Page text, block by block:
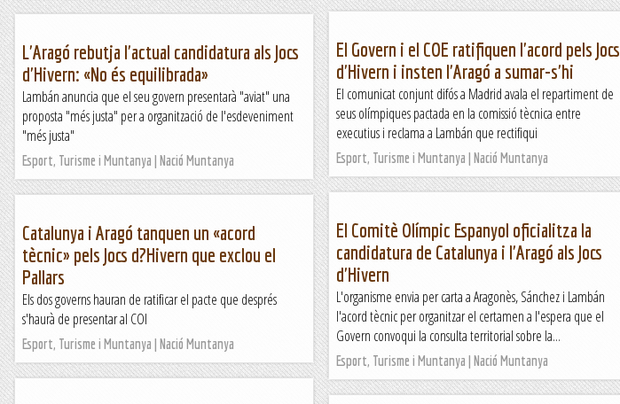
El Govern i el COE ratifiquen l'acord pels Jocs
d'Hivern i insten l'Aragó a sumar-s'hi
El comunicat conjunt difós a Madrid avala el repartiment de
seus olímpiques pactada en la comissió tècnica entre
executius i reclama a Lambán que rectifiqui
Esport, Turisme i Muntanya | Nació Muntanya
L'Aragó rebutja l'actual candidatura als Jocs
d'Hivern: «No és equilibrada»
Lambán anuncia que el seu govern presentarà "aviat" una
proposta "més justa" per a organització de l'esdeveniment
"més justa"
Esport, Turisme i Muntanya | Nació Muntanya
El Comitè Olímpic Espanyol oficialitza la
candidatura de Catalunya i l'Aragó als Jocs
d'Hivern
L'organisme envia per carta a Aragonès, Sánchez i Lambán
l'acord tècnic per organitzar el certamen a l'espera que el
Govern convoqui la consulta territorial sobre la...
Esport, Turisme i Muntanya | Nació Muntanya
Catalunya i Aragó tanquen un «acord
tècnic» pels Jocs d?Hivern que exclou el
Pallars
Els dos governs hauran de ratificar el pacte que després
s'haurà de presentar al COI
Esport, Turisme i Muntanya | Nació Muntanya